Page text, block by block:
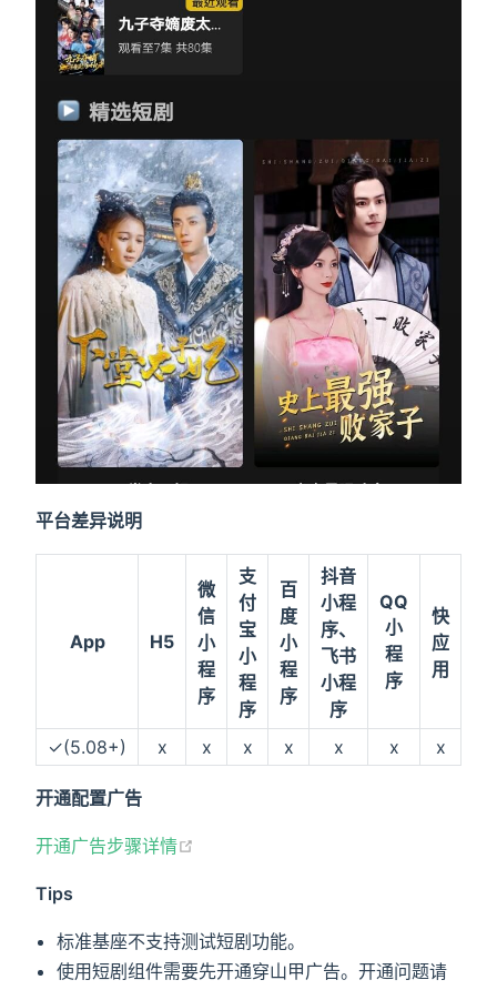
平台差异说明
App H5
微
信
小
程
序
支
付
宝
小
程
序
百
度
小
程
序
抖音
小程
序、
飞书
小程
序
QQ
小
程
序
快
应
用
✓(5.08+) x x x x x x x
开通配置广告
开通广告步骤详情
Tips
标准基座不支持测试短剧功能。
使用短剧组件需要先开通穿山甲广告。开通问题请